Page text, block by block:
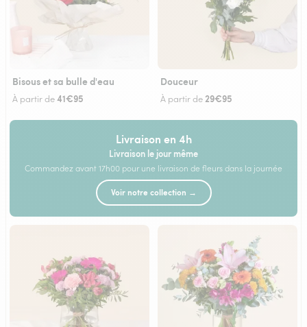
Bisous et sa bulle d'eau
À partir de41€95
Douceur
À partir de 29€95
Livraison en 4h
Livraison le jour même
Commandez avant 17h00 pour une livraison de fleurs dans la journée
Voir notre collection →